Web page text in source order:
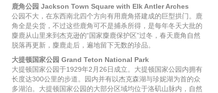
鹿角公园 Jackson Town Square with Elk Antler Arches
公园不大，在东西南北四个方向有用鹿角搭建成的巨型拱门。鹿
角全是尖货，不过这些鹿角可不是捕杀所得，是每年冬天大批的
麋鹿从山里来到杰克逊的“国家麋鹿保护区”过冬，春天鹿角自然
脱落再更新，麋鹿走后，遍地留下无数的珍品。
大提顿国家公园 Grand Teton National Park
大提顿国家公园于1929年2月26日成立。大提顿国家公园内拥有
长度达300公里的步道。园内并有以杰克森湖与珍妮湖为首的众
多湖泊。大提顿国家公园的大部分区域均位于洛矶山脉内，自然